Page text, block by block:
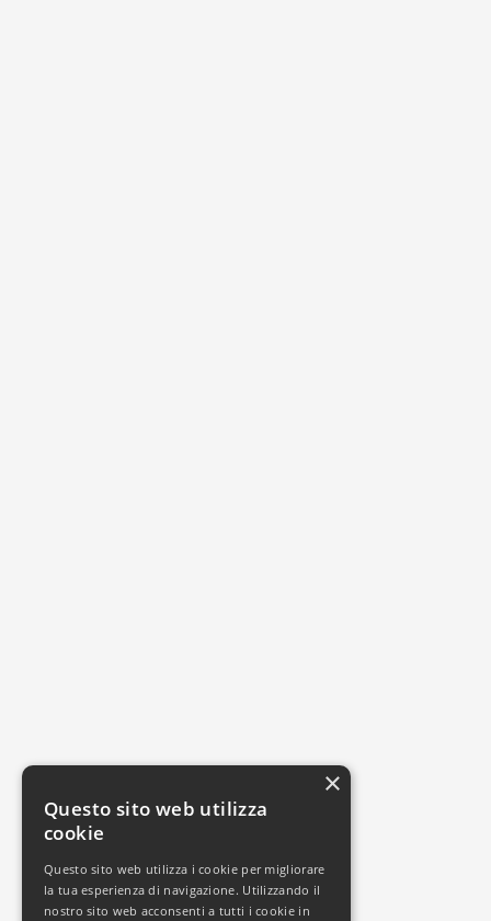
×
Questo sito web utilizza
cookie
Questo sito web utilizza i cookie per migliorare
la tua esperienza di navigazione. Utilizzando il
nostro sito web acconsenti a tutti i cookie in